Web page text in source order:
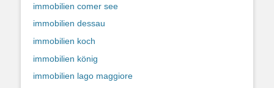
immobilien comer see
immobilien dessau
immobilien koch
immobilien könig
immobilien lago maggiore